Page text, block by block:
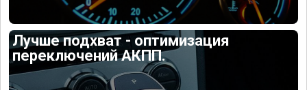
Лучше подхват - оптимизация
переключений АКПП.